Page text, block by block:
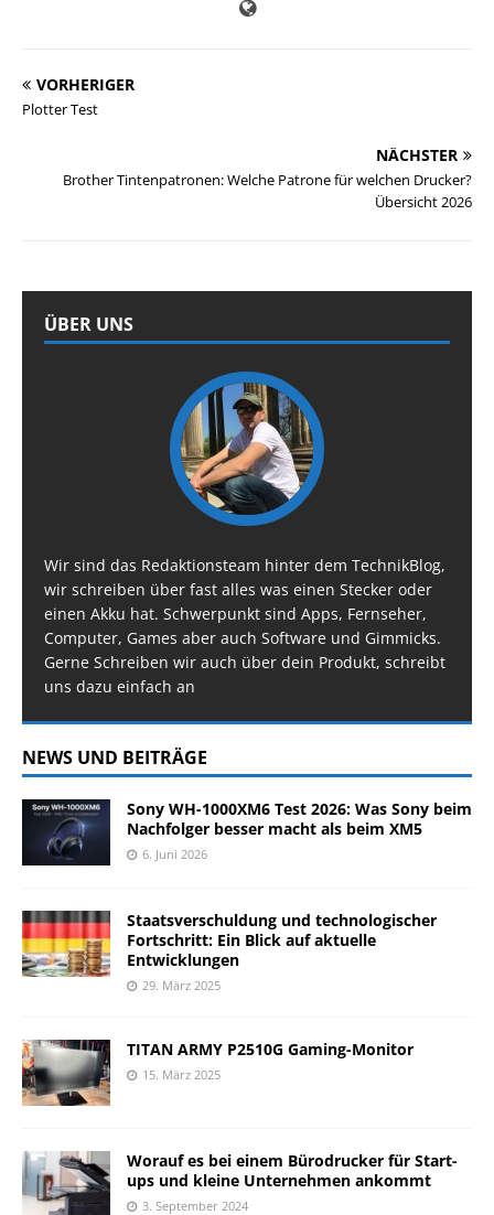
VORHERIGER
Plotter Test
NÄCHSTER
Brother Tintenpatronen: Welche Patrone für welchen Drucker?
Übersicht 2026
ÜBER UNS
Wir sind das Redaktionsteam hinter dem TechnikBlog,
wir schreiben über fast alles was einen Stecker oder
einen Akku hat. Schwerpunkt sind Apps, Fernseher,
Computer, Games aber auch Software und Gimmicks.
Gerne Schreiben wir auch über dein Produkt, schreibt
uns dazu einfach an
NEWS UND BEITRÄGE
Sony WH-1000XM6 Test 2026: Was Sony beim
Nachfolger besser macht als beim XM5
6. Juni 2026
Staatsverschuldung und technologischer
Fortschritt: Ein Blick auf aktuelle
Entwicklungen
29. März 2025
TITAN ARMY P2510G Gaming-Monitor
15. März 2025
Worauf es bei einem Bürodrucker für Start-
ups und kleine Unternehmen ankommt
3. September 2024